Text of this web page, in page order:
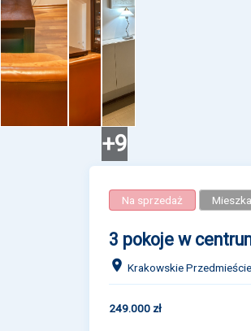
+9
Na sprzedaż
3 pokoje w
Krakowskie
249.000 zł